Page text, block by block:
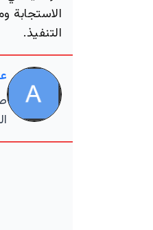
الاستجابة
التنفيذ.